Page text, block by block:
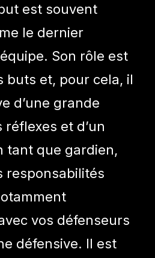
est souvent
le dernier
Son rôle est
buts et, pour cela, il
d’une grande
et d’un
tant que gardien,
responsabilités
vos défenseurs
défensive. Il est